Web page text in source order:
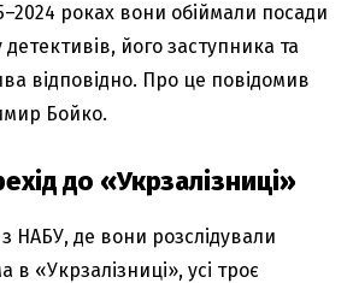
роках вони обіймали посади
детективів, його заступника та
відповідно. Про це повідомив
Бойко.
до «Укрзалізниці»
НАБУ, де вони розслідували
в «Укрзалізниці», усі троє